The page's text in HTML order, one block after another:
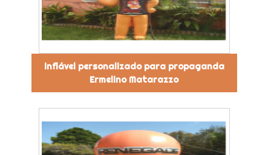
inflável personalizado para propaganda
Ermelino Matarazzo